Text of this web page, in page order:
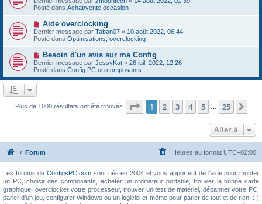
a
g
u
m
e
s
s
a
g
e
u
v
a
u
m
e
s
a
g
e
Posté dans Achat/vente occasion
N
o
u
v
e
a
u
m
e
g
Aide overclocking
Dernier message par Taban07 « 10 août 2022, 06:44
Posté dans Optimisations, overclocking
N
o
u
v
e
m
e
Besoin d'un avis sur ma Config
Dernier message par JessyKat « 26 juil. 2022, 12:26
Posté dans Config PC ou composants
Plus de 1000 résultats ont été trouvés Page 1sur25
1 2 3 4 5 25
Aller à
Forum Heures au format UTC+02:00
Les forums deConfigsPC.com sont nés en 2004 et vous apportent de l'aide pour monter
un PC, choisir des composants, acheter un ordinateur portable, trouver la bonne carte
graphique, overclocker votre processeur, trouver un test de matériel, dépanner votre PC,
parler d'un jeu, configurer Windows ou un logiciel et même pour parler de tout et de rien. :-)